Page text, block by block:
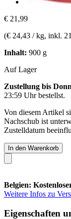
€ 21,99
(€ 24,43 / kg, inkl.
Inhalt: 900 g
Auf Lager
Zustellung bis
23:59 Uhrbestellst.
Von diesem Artikel
Nachschub ist
Zustelldatum
In den Warenkorb
Belgien:
Weitere Infos zu
Eigenschaften